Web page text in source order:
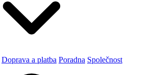
Doprava a platba Poradna Společnost